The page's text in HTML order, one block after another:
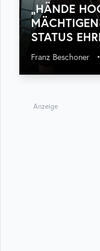
„HÄNDE
STATUS
Franz Beschoner •
Anzeige